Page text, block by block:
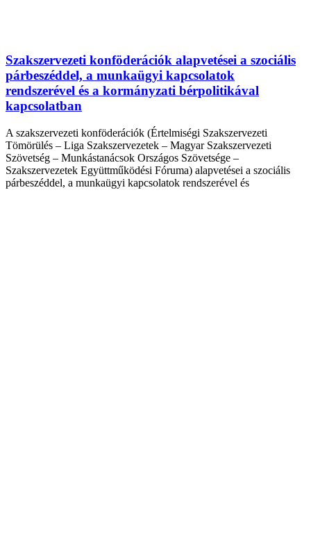
Szakszervezeti konföderációk alapvetései a szociális
párbeszéddel, a munkaügyi kapcsolatok
rendszerével és a kormányzati bérpolitikával
kapcsolatban
A szakszervezeti konföderációk (Értelmiségi Szakszervezeti
Tömörülés – Liga Szakszervezetek – Magyar Szakszervezeti
Szövetség – Munkástanácsok Országos Szövetsége –
Szakszervezetek Együttműködési Fóruma) alapvetései a szociális
párbeszéddel, a munkaügyi kapcsolatok rendszerével és